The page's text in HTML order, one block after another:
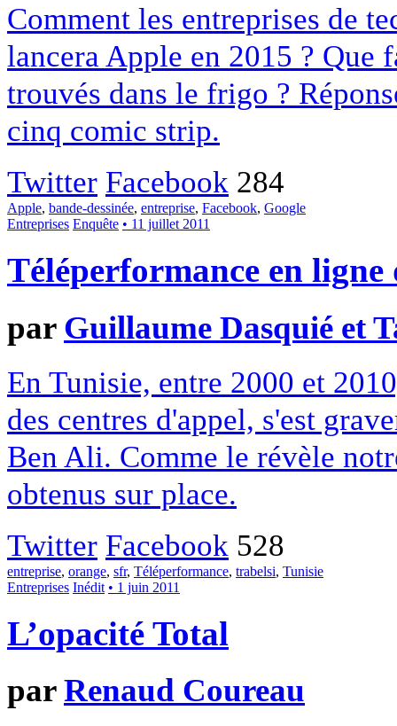
Comment les entreprises de
lancera Apple en 2015 ? Que
trouvés dans le frigo ?
cinq comic strip.
Twitter Facebook 284
Apple, bande-dessinée, entreprise, Facebook, Google
Entreprises Enquête • 11 juillet 2011
Téléperformance en
par Guillaume Dasquié et
En Tunisie, entre 2000 et
des centres d'appel, s'est
Ben Ali. Comme le révèle
obtenus sur place.
Twitter Facebook 528
entreprise, orange, sfr, Téléperformance, trabelsi, Tunisie
Entreprises Inédit • 1 juin 2011
L’opacité Total
parRenaud Coureau